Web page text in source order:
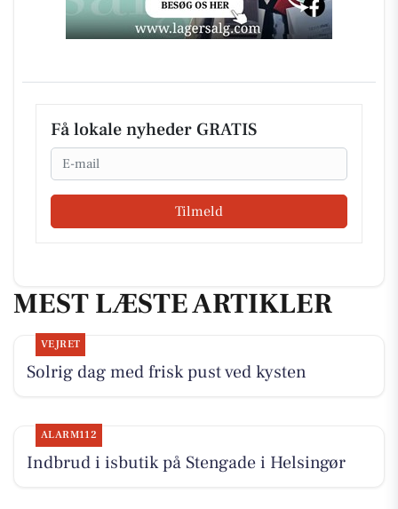
Få lokale nyheder GRATIS
Email
Tilmeld
MEST LÆSTE ARTIKLER
VEJRET
Solrig dag med frisk pust ved kysten
ALARM112
Indbrud i isbutik på Stengade i Helsingør